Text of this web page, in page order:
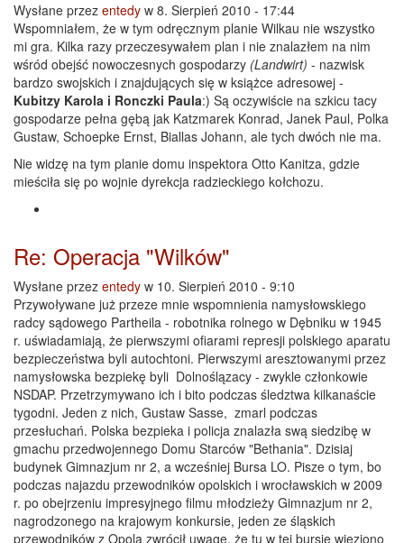
Wysłane przez entedy w 8. Sierpień 2010 - 17:44
Wspomniałem, że w tym odręcznym planie Wilkau nie wszystko
mi gra. Kilka razy przeczesywałem plan i nie znalazłem na nim
wśród obejść nowoczesnych gospodarzy (Landwirt) - nazwisk
bardzo swojskich i znajdujących się w książce adresowej -
Kubitzy Karola i Ronczki Paula:) Są oczywiście na szkicu tacy
gospodarze pełna gębą jak Katzmarek Konrad, Janek Paul, Polka
Gustaw, Schoepke Ernst, Biallas Johann, ale tych dwóch nie ma.
Nie widzę na tym planie domu inspektora Otto Kanitza, gdzie
mieściła się po wojnie dyrekcja radzieckiego kołchozu.
Re: Operacja "Wilków"
Wysłane przez entedy w 10. Sierpień 2010 - 9:10
Przywoływane już przeze mnie wspomnienia namysłowskiego
radcy sądowego Partheila - robotnika rolnego w Dębniku w 1945
r. uświadamiają, że pierwszymi ofiarami represji polskiego aparatu
bezpieczeństwa byli autochtoni. Pierwszymi aresztowanymi przez
namysłowska bezpiekę byli Dolnoślązacy - zwykle członkowie
NSDAP. Przetrzymywano ich i bito podczas śledztwa kilkanaście
tygodni. Jeden z nich, Gustaw Sasse, zmarl podczas
przesłuchań. Polska bezpieka i policja znalazła swą siedzibę w
gmachu przedwojennego Domu Starców "Bethania". Dzisiaj
budynek Gimnazjum nr 2, a wcześniej Bursa LO. Pisze o tym, bo
podczas najazdu przewodników opolskich i wrocławskich w 2009
r. po obejrzeniu impresyjnego filmu młodzieży Gimnazjum nr 2,
nagrodzonego na krajowym konkursie, jeden ze śląskich
przewodników z Opola zwrócił uwagę, że tu w tej bursie więziono